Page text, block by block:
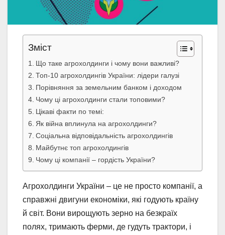
Зміст
Що таке агрохолдинги і чому вони важливі?
Топ-10 агрохолдингів України: лідери галузі
Порівняння за земельним банком і доходом
Чому ці агрохолдинги стали топовими?
Цікаві факти по темі:
Як війна вплинула на агрохолдинги?
Соціальна відповідальність агрохолдингів
Майбутнє топ агрохолдингів
Чому ці компанії – гордість України?
Агрохолдинги України – це не просто компанії, а
справжні двигуни економіки, які годують країну
й світ. Вони вирощують зерно на безкраїх
полях, тримають ферми, де гудуть трактори, і